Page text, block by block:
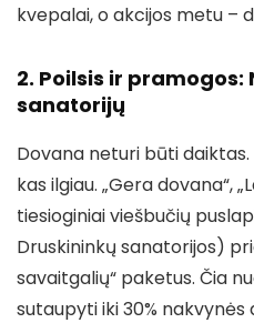
kvepalai, o akcijos metu –
2. Poilsis ir
sanatorijų
Dovana neturi būti
kas ilgiau. „Gera dovana“,
tiesioginiai viešbučių
Druskininkų sanatorijos)
savaitgalių“ paketus. Čia
sutaupyti iki 30%